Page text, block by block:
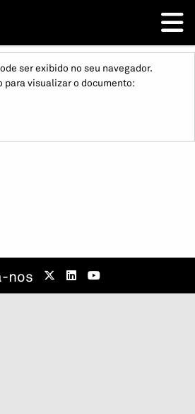
ser exibido no seu navegador.
para visualizar o documento:
nos